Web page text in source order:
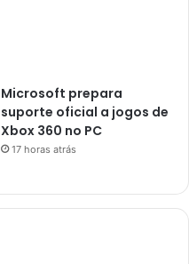
Microsoft prepara
suporte oficial a jogos de
Xbox 360 no PC
17 horas atrás